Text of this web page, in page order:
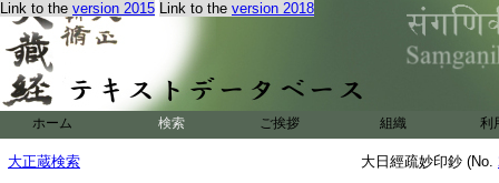
Link to the version 2015 Link to the version 2018
ホーム 検索 ご挨拶 組織 利
大正蔵検索 大日經疏妙印鈔 (No.
即常寂光表相也。
之相也。今此眞言
法身三密作種種字
法身三密。能作所
二從不共下。明不
二從此經下。明隨